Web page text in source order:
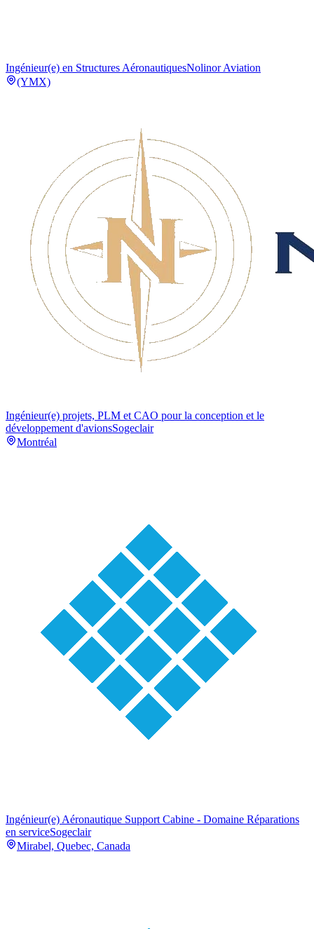
Ingénieur(e) en Structures AéronautiquesNolinor Aviation
(YMX)
Ingénieur(e) projets, PLM et CAO pour la conception et le
développement d'avionsSogeclair
Montréal
Ingénieur(e) Aéronautique Support Cabine - Domaine Réparations
en serviceSogeclair
Mirabel, Quebec, Canada